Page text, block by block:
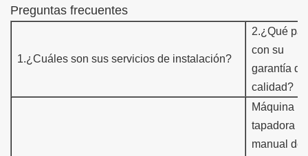
Preguntas frecuentes
1.¿Cuáles son sus servicios de instalación?
2.¿Qué
con su
garantía de
calidad?
Máquina
tapadora
manual de